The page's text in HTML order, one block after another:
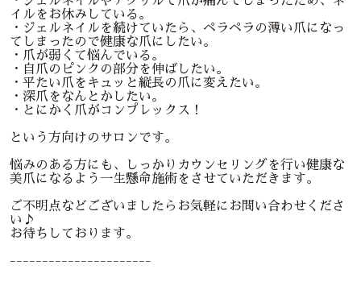
イルをお休みしている。
・ジェルネイルを続けていたら、ペラペラの薄い爪になっ
てしまったので健康な爪にしたい。
・爪が弱くて悩んでいる。
・自爪のピンクの部分を伸ばしたい。
・平たい爪をキュッと縦長の爪に変えたい。
・深爪をなんとかしたい。
・とにかく爪がコンプレックス！
という方向けのサロンです。
悩みのある方にも、しっかりカウンセリングを行い健康な
美爪になるよう一生懸命施術をさせていただきます。
ご不明点などございましたらお気軽にお問い合わせくださ
い♪
お待ちしております。
----------------------